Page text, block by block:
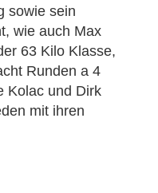
sowie sein
wie auch Max
63 Kilo Klasse,
Runden a 4
Kolac und Dirk
mit ihren